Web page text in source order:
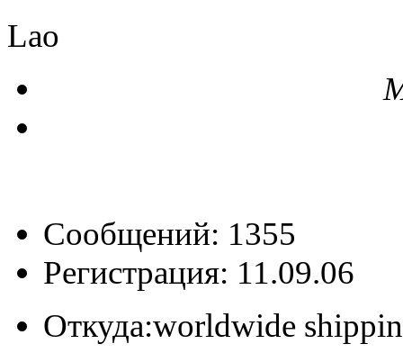
Lao
Сообщений: 1355
Регистрация: 11.09.06
Откуда:worldwide